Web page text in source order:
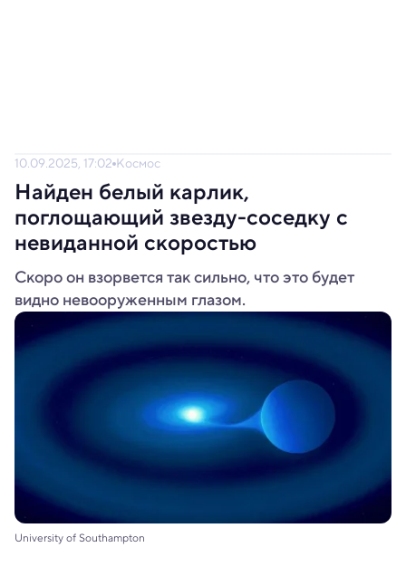
10.09.2025, 17:02 Космос
Найден белый карлик,
поглощающий звезду-соседку с
невиданной скоростью
Скоро он взорвется так сильно, что это будет
видно невооруженным глазом.
University of Southampton